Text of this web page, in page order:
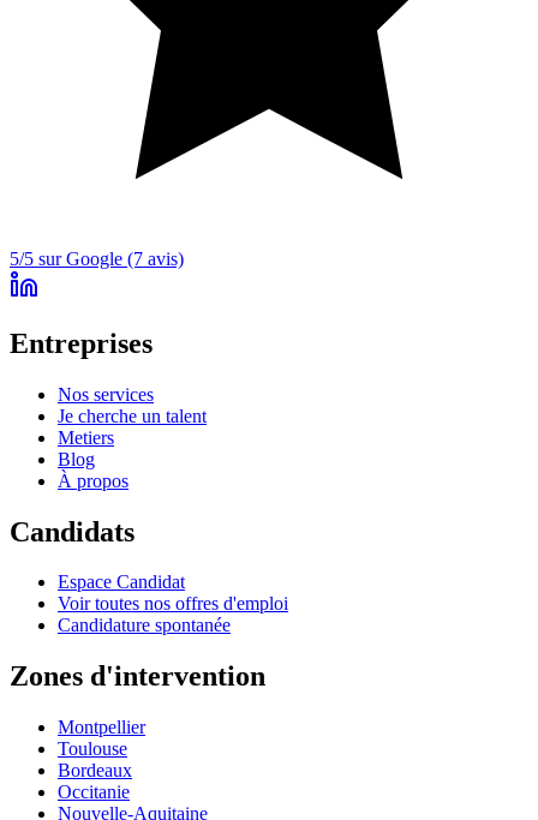
5/5 sur Google (7 avis)
Entreprises
Nos services
Je cherche un talent
Metiers
Blog
À propos
Candidats
Espace Candidat
Voir toutes nos offres d'emploi
Candidature spontanée
Zones d'intervention
Montpellier
Toulouse
Bordeaux
Occitanie
Nouvelle-Aquitaine